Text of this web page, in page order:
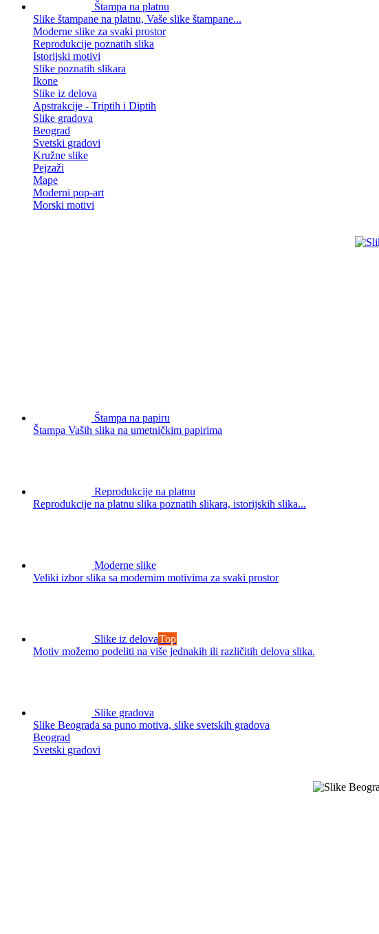
Štampa na platnu
Slike štampane na platnu, Vaše slike štampane...
Moderne slike za svaki prostor
Reprodukcije poznatih slika
Istorijski motivi
Slike poznatih slikara
Ikone
Slike iz delova
Apstrakcije - Triptih i Diptih
Slike gradova
Beograd
Svetski gradovi
Kružne slike
Pejzaži
Mape
Moderni pop-art
Morski motivi
Štampa na papiru
Štampa Vaših slika na umetničkim papirima
Reprodukcije na platnu
Reprodukcije na platnu slika poznatih slikara, istorijskih slika...
Moderne slike
Veliki izbor slika sa modernim motivima za svaki prostor
Slike iz delovaTop
Motiv možemo podeliti na više jednakih ili različitih delova slika.
Slike gradova
Slike Beograda sa puno motiva, slike svetskih gradova
Beograd
Svetski gradovi